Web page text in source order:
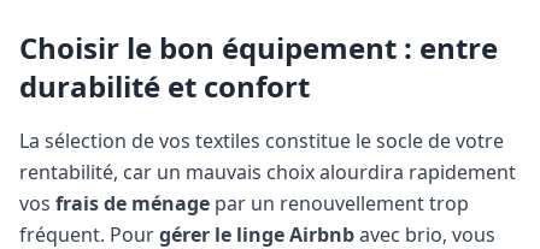
Choisir le bon équipement : entre
durabilité et confort
La sélection de vos textiles constitue le socle de votre
rentabilité, car un mauvais choix alourdira rapidement
vos frais de ménage par un renouvellement trop
fréquent. Pourgérer le linge Airbnbavec brio, vous